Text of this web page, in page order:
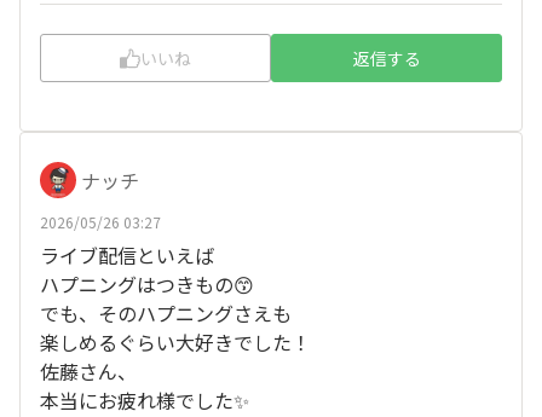
いいね 返信する
ナッチ
2026/05/26 03:27
ライブ配信といえば
ハプニングはつきもの😙
でも、そのハプニングさえも
楽しめるぐらい大好きでした！
佐藤さん、
本当にお疲れ様でした✨